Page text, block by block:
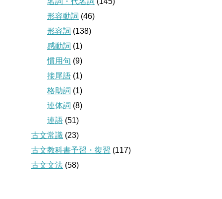
形容動詞 (46)
形容詞 (138)
感動詞 (1)
慣用句 (9)
接尾語 (1)
格助詞 (1)
連体詞 (8)
連語 (51)
古文常識 (23)
古文教科書予習・復習 (117)
古文文法 (58)